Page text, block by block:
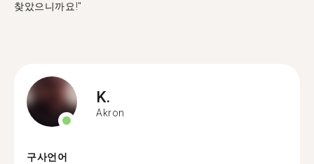
찾았으니까요!"
K.
Akron
구사언어